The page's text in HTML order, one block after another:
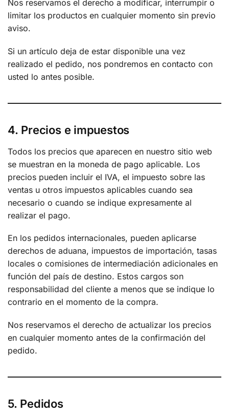
Nos reservamos el derecho a modificar, interrumpir o
limitar los productos en cualquier momento sin previo
aviso.
Si un artículo deja de estar disponible una vez
realizado el pedido, nos pondremos en contacto con
usted lo antes posible.
4. Precios e impuestos
Todos los precios que aparecen en nuestro sitio web
se muestran en la moneda de pago aplicable. Los
precios pueden incluir el IVA, el impuesto sobre las
ventas u otros impuestos aplicables cuando sea
necesario o cuando se indique expresamente al
realizar el pago.
En los pedidos internacionales, pueden aplicarse
derechos de aduana, impuestos de importación, tasas
locales o comisiones de intermediación adicionales en
función del país de destino. Estos cargos son
responsabilidad del cliente a menos que se indique lo
contrario en el momento de la compra.
Nos reservamos el derecho de actualizar los precios
en cualquier momento antes de la confirmación del
pedido.
5. Pedidos